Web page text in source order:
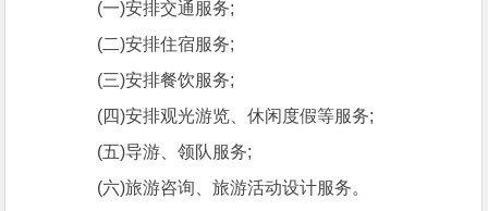
(一)安排交通服务;
(二)安排住宿服务;
(三)安排餐饮服务;
(四)安排观光游览、休闲度假等服务;
(五)导游、领队服务;
(六)旅游咨询、旅游活动设计服务。